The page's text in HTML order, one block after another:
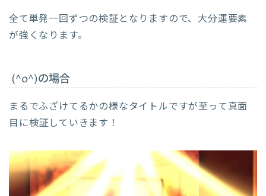
全て単発一回ずつの検証となりますので、大分運要素
が強くなります。
(^o^)の場合
まるでふざけてるかの様なタイトルですが至って真面
目に検証していきます！